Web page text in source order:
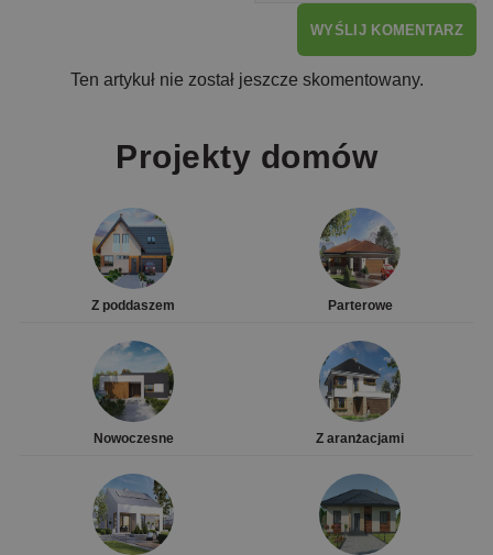
WYŚLIJ KOMENTARZ
Ten artykuł nie został jeszcze skomentowany.
Projekty domów
Z poddaszem Parterowe
Nowoczesne Z aranżacjami